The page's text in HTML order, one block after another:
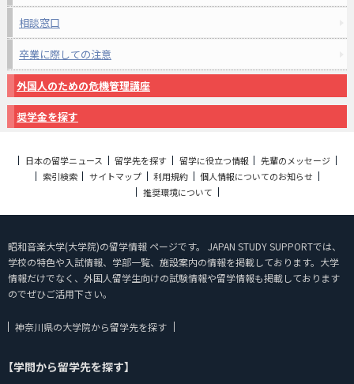
相談窓口
卒業に際しての注意
外国人のための危機管理講座
奨学金を探す
日本の留学ニュース 留学先を探す 留学に役立つ情報
先輩のメッセージ
索引検索
サイトマップ 利用規約
個人情報についてのお知らせ
推奨環境について
昭和音楽大学(大学院)の留学情報 ページです。 JAPAN STUDY SUPPORTでは、
学校の特色や入試情報、学部一覧、施設案内の情報を掲載しております。大学
情報だけでなく、外国人留学生向けの試験情報や留学情報も掲載しております
のでぜひご活用下さい。
神奈川県の大学院から留学先を探す
【学問から留学先を探す】